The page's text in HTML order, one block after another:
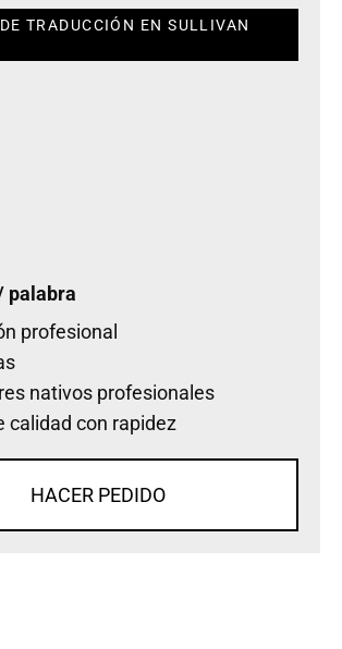
TRADUCCIÓN EN SULLIVAN
palabra
profesional
nativos profesionales
calidad con rapidez
HACER PEDIDO